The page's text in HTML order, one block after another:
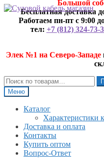
Перейти
навигации
Перейти
содержимому
Большой
Бесплатная доставка
Работаем пн-пт с 9:00
тел: +7 (812) 324-73-
Элек №1 на Северо-Западе
Искать:
Меню
Каталог
Характеристики
Доставка и оплата
Контакты
Купить оптом
Вопрос-Ответ